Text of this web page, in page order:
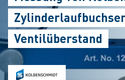
Ventilüberstand